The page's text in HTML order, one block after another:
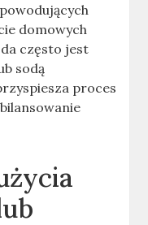
domowych
często jest
sodą
proces